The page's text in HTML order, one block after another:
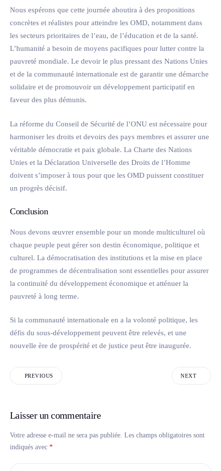
Nous espérons que cette journée aboutira à des propositions
concrètes et réalistes pour atteindre les OMD, notamment dans
les secteurs prioritaires de l’eau, de l’éducation et de la santé.
L’humanité a besoin de moyens pacifiques pour lutter contre la
pauvreté mondiale. Le devoir le plus pressant des Nations Unies
et de la communauté internationale est de garantir une démarche
solidaire et de promouvoir un développement participatif en
faveur des plus démunis.
La réforme du Conseil de Sécurité de l’ONU est nécessaire pour
harmoniser les droits et devoirs des pays membres et assurer une
véritable démocratie et paix globale. La Charte des Nations
Unies et la Déclaration Universelle des Droits de l’Homme
doivent s’imposer à tous pour que les OMD puissent constituer
un progrès décisif.
Conclusion
Nous devons œuvrer ensemble pour un monde multiculturel où
chaque peuple peut gérer son destin économique, politique et
culturel. La démocratisation des institutions et la mise en place
de programmes de décentralisation sont essentielles pour assurer
la continuité du développement économique et atténuer la
pauvreté à long terme.
Si la communauté internationale en a la volonté politique, les
défis du sous-développement peuvent être relevés, et une
nouvelle ère de prospérité et de justice peut être inaugurée.
PREVIOUS NEXT
Laisser un commentaire
Votre adresse e-mail ne sera pas publiée. Les champs obligatoires sont
indiqués avec *